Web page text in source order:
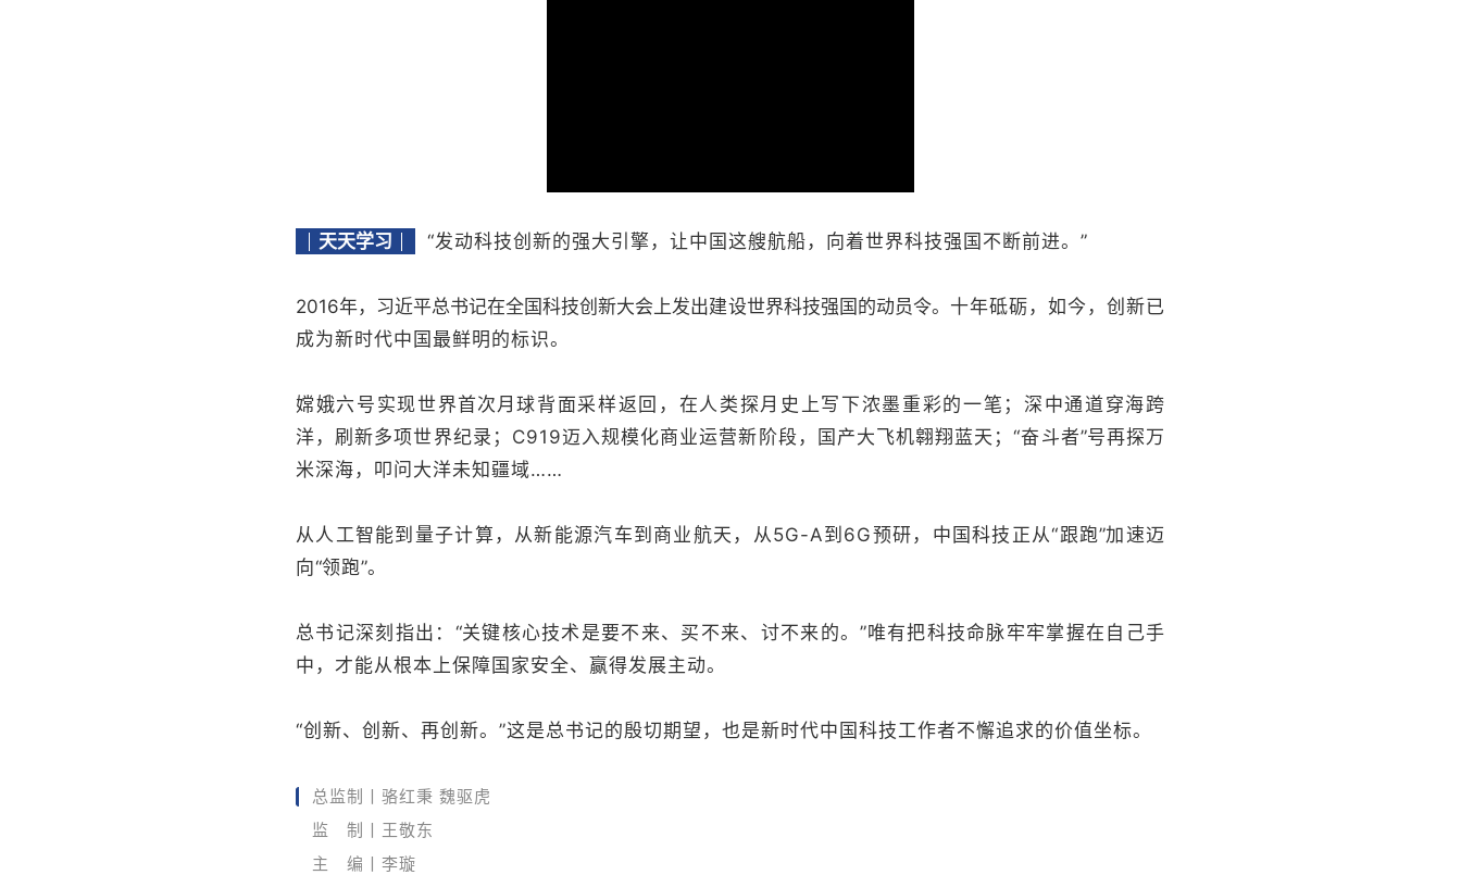
天天学习 “发动科技创新的强大引擎，让中国这艘航船，向着世界科技强国不断前进。”
2016年，习近平总书记在全国科技创新大会上发出建设世界科技强国的动员令。 十年砥砺，如今，创新已
成为新时代中国最鲜明的标识。
嫦娥六号实现世界首次月球背面采样返回，在人类探月史上写下浓墨重彩的一笔；深中通道穿海跨
洋，刷新多项世界纪录；C919迈入规模化商业运营新阶段，国产大飞机翱翔蓝天；“奋斗者”号再探万
米深海，叩问大洋未知疆域……
从人工智能到量子计算，从新能源汽车到商业航天，从5G-A到6G预研，中国科技正从“跟跑”加速迈
向“领跑”。
总书记深刻指出： “关键核心技术是要不来、买不来、讨不来的。”唯有把科技命脉牢牢掌握在自己手
中，才能从根本上保障国家安全、赢得发展主动。
“创新、创新、再创新。”这是总书记的殷切期望，也是新时代中国科技工作者不懈追求的价值坐标。
总监制丨骆红秉 魏驱虎
监 制丨王敬东
主 编丨李璇